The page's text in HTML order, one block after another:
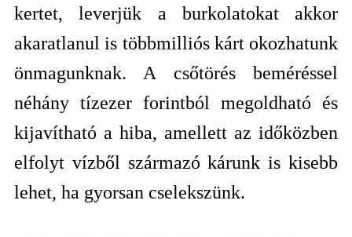
kertet, leverjük a burkolatokat akkor
akaratlanul is többmilliós kárt okozhatunk
önmagunknak. A csőtörés beméréssel
néhány tízezer forintból megoldható és
kijavítható a hiba, amellett az időközben
elfolyt vízből származó kárunk is kisebb
lehet, ha gyorsan cselekszünk.